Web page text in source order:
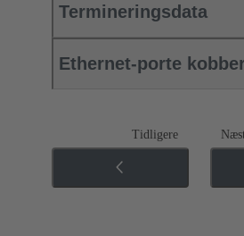
Termineringsdata
Ethernet-porte
Tidligere